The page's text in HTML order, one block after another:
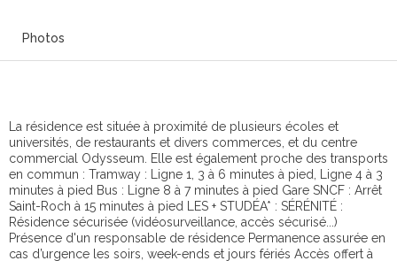
Photos
La résidence est située à proximité de plusieurs écoles et
universités, de restaurants et divers commerces, et du centre
commercial Odysseum. Elle est également proche des transports
en commun : Tramway : Ligne 1, 3 à 6 minutes à pied, Ligne 4 à 3
minutes à pied Bus : Ligne 8 à 7 minutes à pied Gare SNCF : Arrêt
Saint-Roch à 15 minutes à pied LES + STUDÉA* : SÉRÉNITÉ :
Résidence sécurisée (vidéosurveillance, accès sécurisé...)
Présence d'un responsable de résidence Permanence assurée en
cas d’urgence les soirs, week-ends et jours fériés Accès offert à